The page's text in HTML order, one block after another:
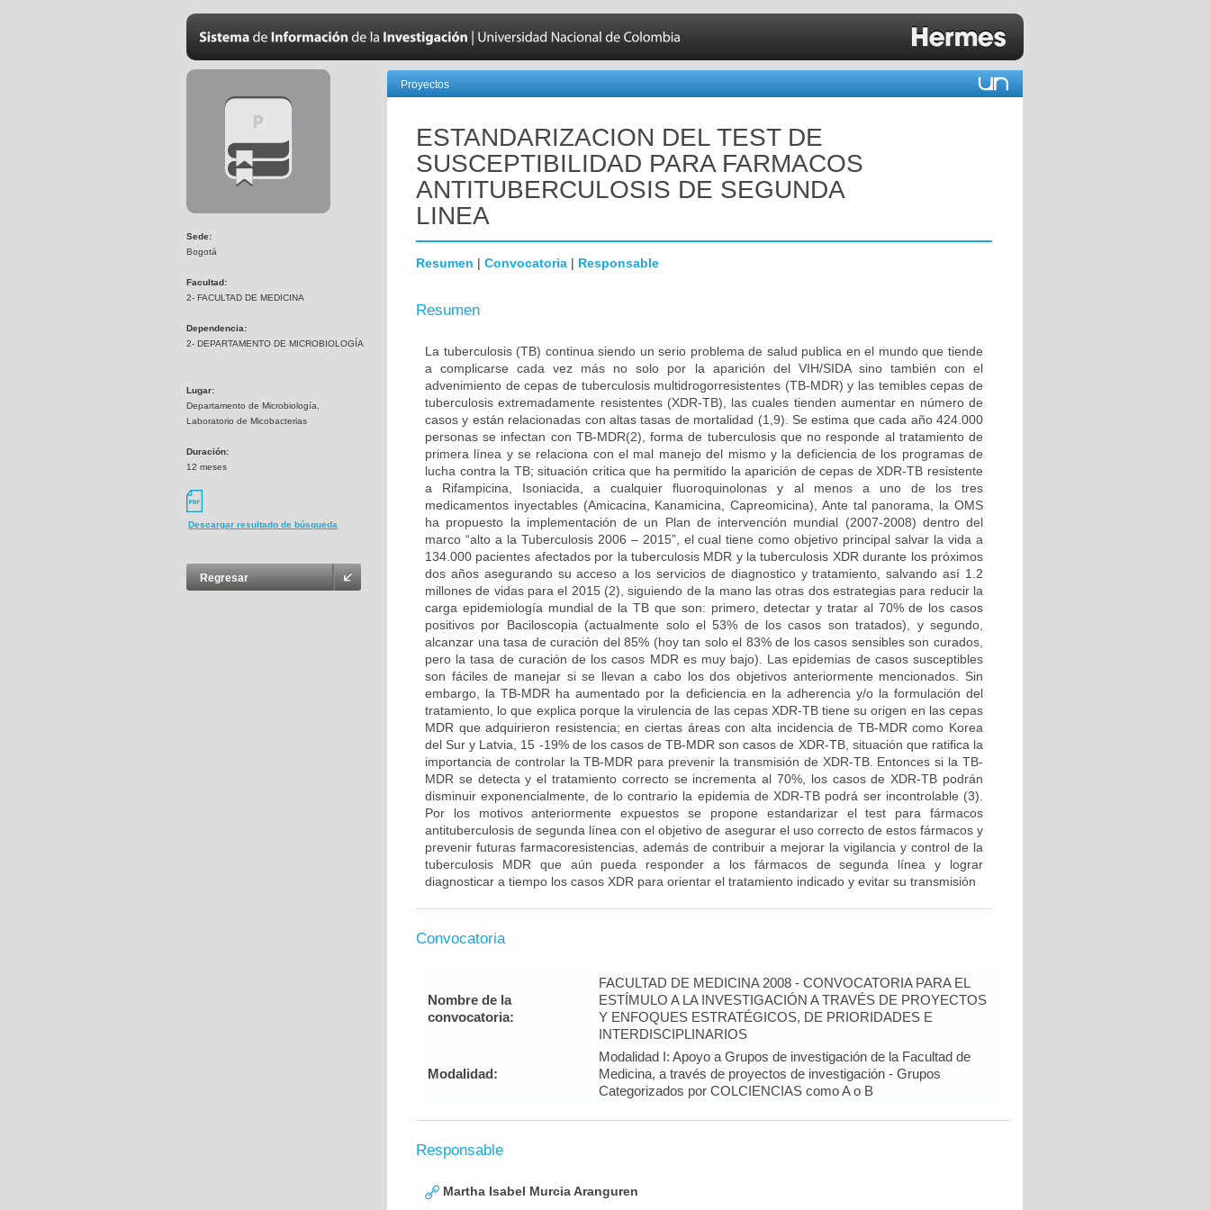
Sede:
Bogotá
Facultad:
2- FACULTAD DE MEDICINA
Dependencia:
2- DEPARTAMENTO DE MICROBIOLOGÍA
Lugar:
Departamento de Microbiología,
Laboratorio de Micobacterias
Duración:
12 meses
Descargar resultado de búsqueda
Regresar
Proyectos
ESTANDARIZACION DEL TEST DE
SUSCEPTIBILIDAD PARA FARMACOS
ANTITUBERCULOSIS DE SEGUNDA
LINEA
Resumen | Convocatoria | Responsable
Resumen
La tuberculosis (TB) continua siendo un serio problema de salud publica en el mundo que tiende
a complicarse cada vez más no solo por la aparición del VIH/SIDA sino también con el
advenimiento de cepas de tuberculosis multidrogorresistentes (TB-MDR) y las temibles cepas de
tuberculosis extremadamente resistentes (XDR-TB), las cuales tienden aumentar en número de
casos y están relacionadas con altas tasas de mortalidad (1,9). Se estima que cada año 424.000
personas se infectan con TB-MDR(2), forma de tuberculosis que no responde al tratamiento de
primera línea y se relaciona con el mal manejo del mismo y la deficiencia de los programas de
lucha contra la TB; situación critica que ha permitido la aparición de cepas de XDR-TB resistente
a Rifampicina, Isoniacida, a cualquier fluoroquinolonas y al menos a uno de los tres
medicamentos inyectables (Amicacina, Kanamicina, Capreomicina), Ante tal panorama, la OMS
ha propuesto la implementación de un Plan de intervención mundial (2007-2008) dentro del
marco “alto a la Tuberculosis 2006 – 2015”, el cual tiene como objetivo principal salvar la vida a
134.000 pacientes afectados por la tuberculosis MDR y la tuberculosis XDR durante los próximos
dos años asegurando su acceso a los servicios de diagnostico y tratamiento, salvando así 1.2
millones de vidas para el 2015 (2), siguiendo de la mano las otras dos estrategias para reducir la
carga epidemiología mundial de la TB que son: primero, detectar y tratar al 70% de los casos
positivos por Baciloscopia (actualmente solo el 53% de los casos son tratados), y segundo,
alcanzar una tasa de curación del 85% (hoy tan solo el 83% de los casos sensibles son curados,
pero la tasa de curación de los casos MDR es muy bajo). Las epidemias de casos susceptibles
son fáciles de manejar si se llevan a cabo los dos objetivos anteriormente mencionados. Sin
embargo, la TB-MDR ha aumentado por la deficiencia en la adherencia y/o la formulación del
tratamiento, lo que explica porque la virulencia de las cepas XDR-TB tiene su origen en las cepas
MDR que adquirieron resistencia; en ciertas áreas con alta incidencia de TB-MDR como Korea
del Sur y Latvia, 15 -19% de los casos de TB-MDR son casos de XDR-TB, situación que ratifica la
importancia de controlar la TB-MDR para prevenir la transmisión de XDR-TB. Entonces si la TB-
MDR se detecta y el tratamiento correcto se incrementa al 70%, los casos de XDR-TB podrán
disminuir exponencialmente, de lo contrario la epidemia de XDR-TB podrá ser incontrolable (3).
Por los motivos anteriormente expuestos se propone estandarizar el test para fármacos
antituberculosis de segunda línea con el objetivo de asegurar el uso correcto de estos fármacos y
prevenir futuras farmacoresistencias, además de contribuir a mejorar la vigilancia y control de la
tuberculosis MDR que aún pueda responder a los fármacos de segunda línea y lograr
diagnosticar a tiempo los casos XDR para orientar el tratamiento indicado y evitar su transmisión
Convocatoria
Nombre de la
convocatoria:
FACULTAD DE MEDICINA 2008 - CONVOCATORIA PARA EL
ESTÍMULO A LA INVESTIGACIÓN A TRAVÉS DE PROYECTOS
Y ENFOQUES ESTRATÉGICOS, DE PRIORIDADES E
INTERDISCIPLINARIOS
Modalidad:
Modalidad I: Apoyo a Grupos de investigación de la Facultad de
Medicina, a través de proyectos de investigación - Grupos
Categorizados por COLCIENCIAS como A o B
Responsable
Martha Isabel Murcia Aranguren